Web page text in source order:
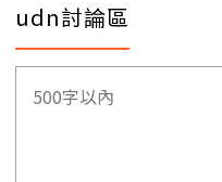
udn討論區